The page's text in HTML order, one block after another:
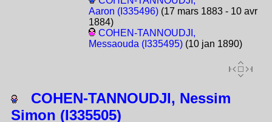
Aaron (I335496)(17 mars 1883 - 10 avr
1884)
COHEN-TANNOUDJI,
Messaouda (I335495)(10 jan 1890)
COHEN-TANNOUDJI, Nessim
Simon (I335505)